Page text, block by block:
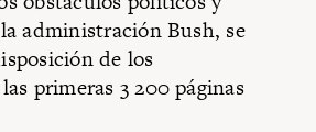
administración Bush, se
de los
primeras 3 200 páginas